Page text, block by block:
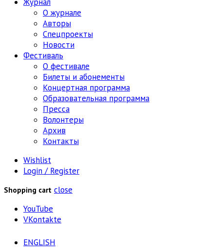
О журнале
Авторы
Спецпроекты
Новости
Фестиваль
О фестивале
Билеты и абонементы
Концертная программа
Образовательная программа
Пресса
Волонтеры
Архив
Контакты
Wishlist
Login / Register
Shopping cart close
YouTube
VKontakte
ENGLISH